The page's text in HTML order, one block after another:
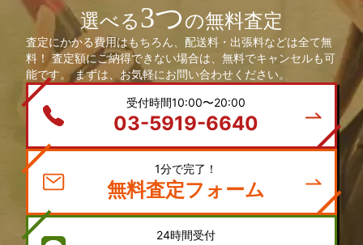
選べる3つの無料査定
査定にかかる費用はもちろん、配送料・出張料などは全て無
料！ 査定額にご納得できない場合は、無料でキャンセルも可
能です。 まずは、お気軽にお問い合わせください。
受付時間10:00〜20:00
03-5919-6640
1分で完了！
無料査定フォーム
24時間受付